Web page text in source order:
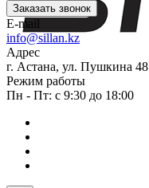
Заказать звонок
E-mail
info@sillan.kz
Адрес
г. Астана, ул. Пушкина 48
Режим работы
Пн - Пт: с 9:30 до 18:00